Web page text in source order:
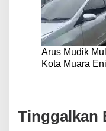
Arus Mudik
Kota Muara
Tinggalkan